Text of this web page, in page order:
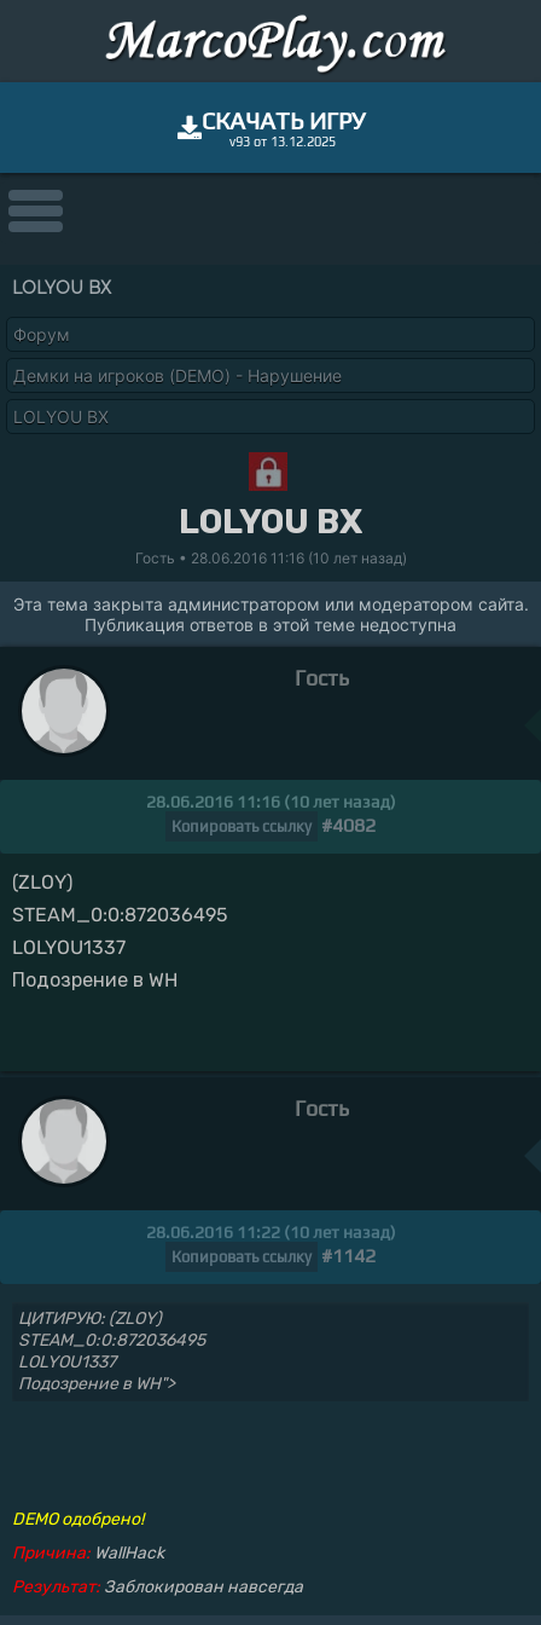
СКАЧАТЬ ИГРУ
v93 от 13.12.2025
LOLYOU ВХ
Форум
Демки на игроков (DEMO) - Нарушение
LOLYOU ВХ
LOLYOU ВХ
Гость • 28.06.2016 11:16 (10 лет назад)
Эта тема закрыта администратором или модератором сайта.
Публикация ответов в этой теме недоступна
Гость
28.06.2016 11:16 (10 лет назад)
Копировать ссылку #4082
(ZLOY)
STEAM_0:0:872036495
LOLYOU1337
Подозрение в WH
Гость
28.06.2016 11:22 (10 лет назад)
Копировать ссылку #1142
ЦИТИРУЮ: (ZLOY)
STEAM_0:0:872036495
LOLYOU1337
Подозрение в WH">
DEMO одобрено!
Причина: WallHack
Результат: Заблокирован навсегда